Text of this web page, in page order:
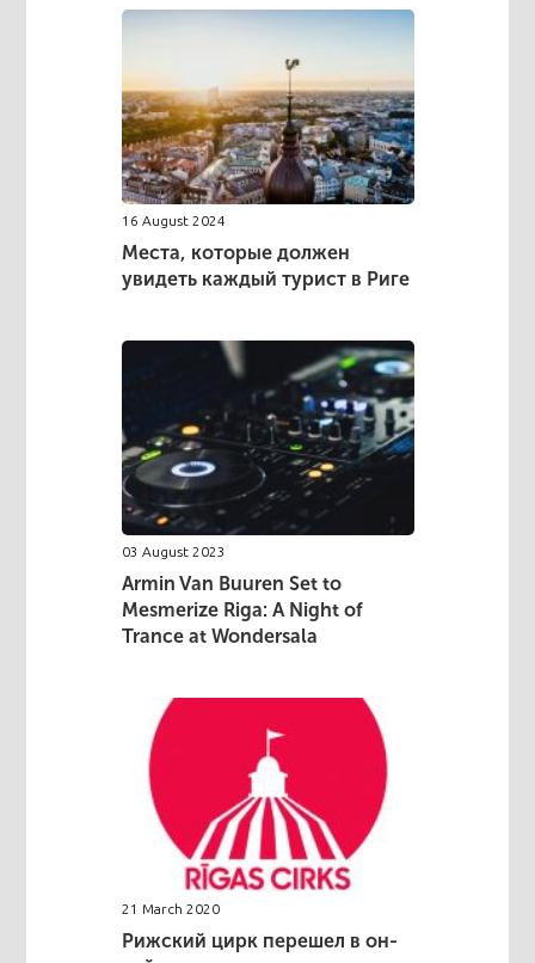
16 August 2024
Места, которые должен
увидеть каждый турист в Риге
03 August 2023
Armin Van Buuren Set to
Mesmerize Riga: A Night of
Trance at Wondersala
21 March 2020
Рижский цирк перешел в он-